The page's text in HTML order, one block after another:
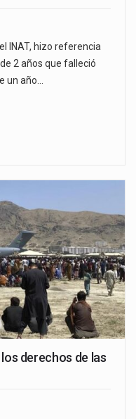
INAT, hizo referencia
2 años que falleció
un año…
derechos de las